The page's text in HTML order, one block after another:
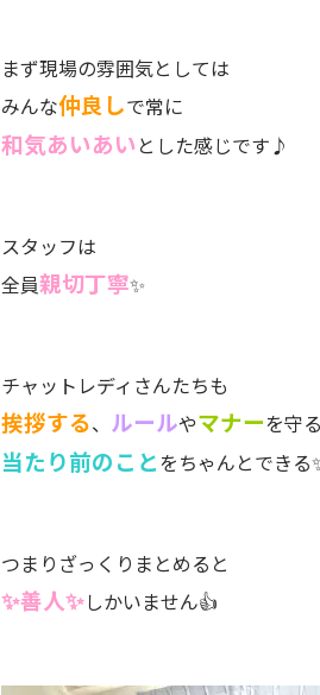
まず現場の雰囲気としては
みんな仲良しで常に
和気あいあいとした感じです♪
スタッフは
全員親切丁寧✨
チャットレディさんたちも
挨拶する、 ルールやマナーを守
当たり前のことをちゃんとできる
つまりざっくりまとめると
✨善人✨しかいません👍